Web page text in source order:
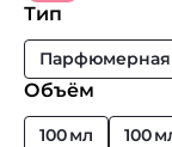
Тип
Парфюмерная
Объём
100 мл 100